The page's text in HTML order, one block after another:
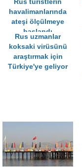
Rus turistlerin
havalimanlarında
ateşi ölçülmeye
başlandı
Rus uzmanlar
koksaki virüsünü
araştırmak için
Türkiye'ye geliyor